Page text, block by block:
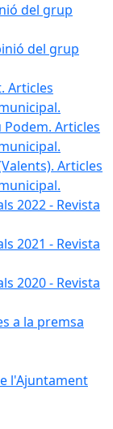
del grup
del grup
Articles
Articles
Articles
2022 - Revista
2021 - Revista
2020 - Revista
a la premsa
l'Ajuntament